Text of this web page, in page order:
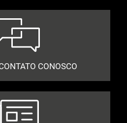
CONOSCO